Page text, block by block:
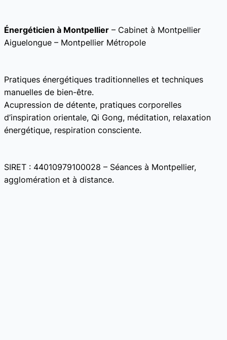
Énergéticien à Montpellier – Cabinet à Montpellier
Aiguelongue – Montpellier Métropole
Pratiques énergétiques traditionnelles et techniques
manuelles de bien-être.
Acupression de détente, pratiques corporelles
d’inspiration orientale, Qi Gong, méditation, relaxation
énergétique, respiration consciente.
SIRET : 44010979100028 – Séances à Montpellier,
agglomération et à distance.